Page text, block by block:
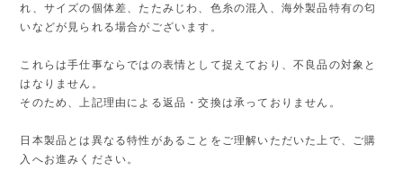
れ、サイズの個体差、たたみじわ、色糸の混入、海外製品特有の匂
いなどが見られる場合がございます。
これらは手仕事ならではの表情として捉えており、不良品の対象と
はなりません。
そのため、上記理由による返品・交換は承っておりません。
日本製品とは異なる特性があることをご理解いただいた上で、ご購
入へお進みください。